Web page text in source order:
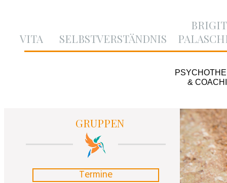
VITA SELBSTVERSTÄNDNIS
&
GRUPPEN
Termine